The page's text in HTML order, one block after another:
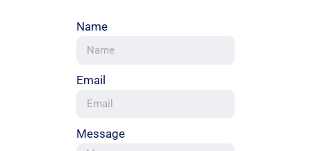
Name
Email
Message